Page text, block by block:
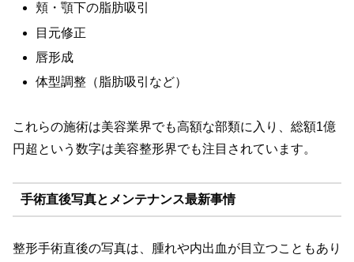
頬・顎下の脂肪吸引
目元修正
唇形成
体型調整（脂肪吸引など）
これらの施術は美容業界でも高額な部類に入り、総額1億
円超という数字は美容整形界でも注目されています。
手術直後写真とメンテナンス最新事情
整形手術直後の写真は、腫れや内出血が目立つこともあり